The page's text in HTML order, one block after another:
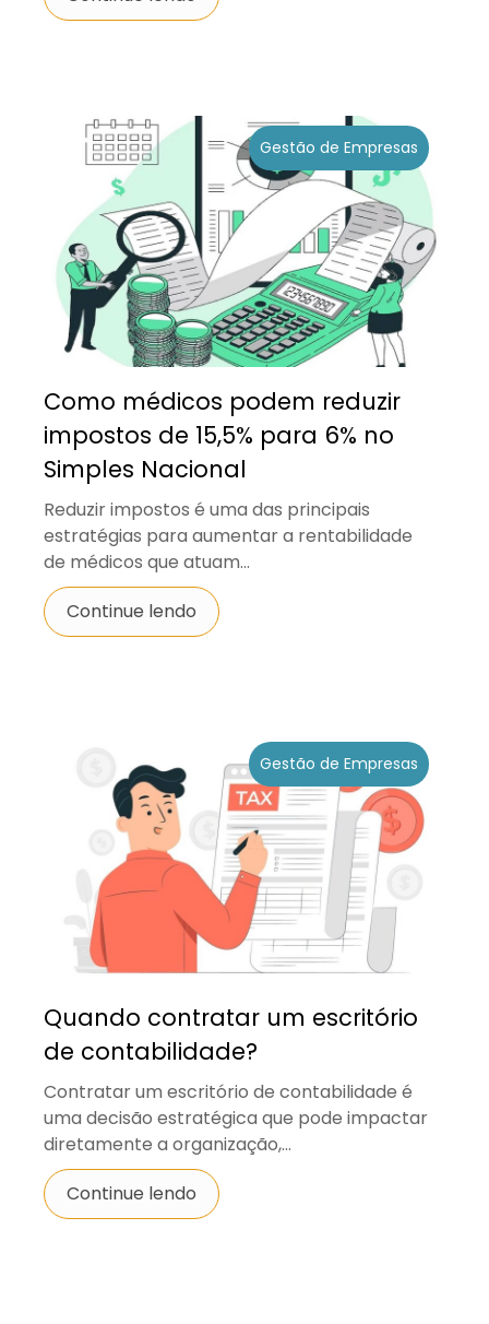
Gestão de Empresas
Como médicos podem reduzir
impostos de 15,5% para 6% no
Simples Nacional
Reduzir impostos é uma das principais
estratégias para aumentar a rentabilidade
de médicos que atuam...
Continue lendo
Gestão de Empresas
Quando contratar um escritório
de contabilidade?
Contratar um escritório de contabilidade é
uma decisão estratégica que pode impactar
diretamente a organização,...
Continue lendo